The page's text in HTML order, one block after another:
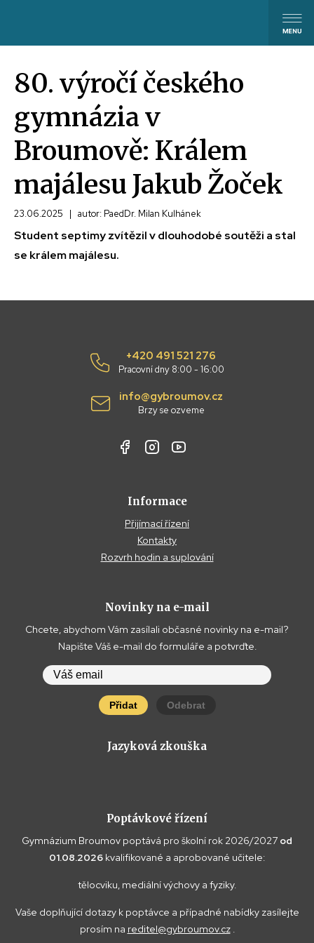
80. výročí českého
gymnázia v
Broumově: Králem
majálesu Jakub Žoček
23.06.2025 | autor: PaedDr. Milan Kulhánek
Student septimy zvítězil v dlouhodobé soutěži a stal
se králem majálesu.
+420 491 521 276
Pracovní dny 8:00 - 16:00
info@gybroumov.cz
Brzy se ozveme
Informace
Přijímací řízení
Kontakty
Rozvrh hodin a suplování
Novinky na e-mail
Chcete, abychom Vám zasílali občasné novinky na e-mail?
Napište Váš e-mail do formuláře a potvrďte.
Přidat Odebrat
Jazyková zkouška
Poptávkové řízení
Gymnázium Broumov poptává pro školní rok 2026/2027 od
01.08.2026 kvalifikované a aprobované učitele:
tělocviku, mediální výchovy a fyziky.
Vaše doplňující dotazy k poptávce a případné nabídky zasílejte
prosím na reditel@gybroumov.cz.